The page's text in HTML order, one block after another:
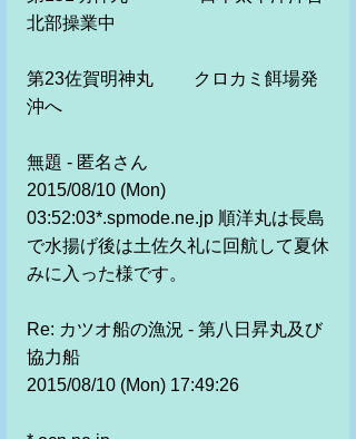
北部操業中
第23佐賀明神丸　　 クロカミ餌場発
沖へ
無題 - 匿名さん
2015/08/10 (Mon)
03:52:03*.spmode.ne.jp 順洋丸は長島
で水揚げ後は土佐久礼に回航して夏休
みに入った様です。
Re: カツオ船の漁況 - 第八日昇丸及び
協力船
2015/08/10 (Mon) 17:49:26